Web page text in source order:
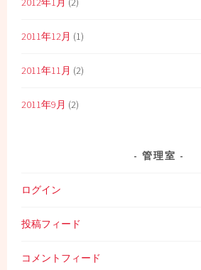
2011年12月 (1)
2011年11月 (2)
2011年9月 (2)
管理室
ログイン
投稿フィード
コメントフィード